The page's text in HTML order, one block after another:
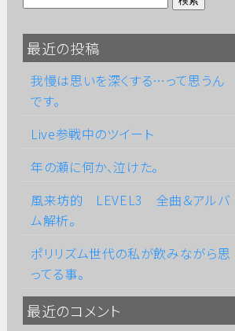
最近の投稿
我慢は思いを深くする…って思うん
です。
Live参戦中のツイート
年の瀬に何か、泣けた。
風来坊的 LEVEL3 全曲＆アルバ
ム解析。
ポリリズム世代の私が飲みながら思
ってる事。
最近のコメント